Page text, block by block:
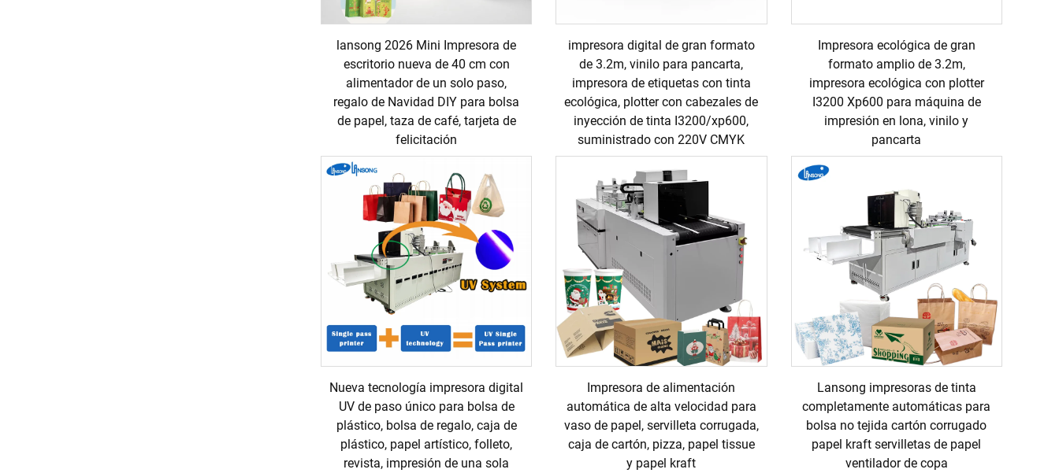
lansong 2026 Mini Impresora de
escritorio nueva de 40 cm con
alimentador de un solo paso,
regalo de Navidad DIY para bolsa
de papel, taza de café, tarjeta de
felicitación
impresora digital de gran formato
de 3.2m, vinilo para pancarta,
impresora de etiquetas con tinta
ecológica, plotter con cabezales de
inyección de tinta I3200/xp600,
suministrado con 220V CMYK
Impresora ecológica de gran
formato amplio de 3.2m,
impresora ecológica con plotter
I3200 Xp600 para máquina de
impresión en lona, vinilo y
pancarta
Nueva tecnología impresora digital
UV de paso único para bolsa de
plástico, bolsa de regalo, caja de
plástico, papel artístico, folleto,
revista, impresión de una sola
Impresora de alimentación
automática de alta velocidad para
vaso de papel, servilleta corrugada,
caja de cartón, pizza, papel tissue
y papel kraft
Lansong impresoras de tinta
completamente automáticas para
bolsa no tejida cartón corrugado
papel kraft servilletas de papel
ventilador de copa